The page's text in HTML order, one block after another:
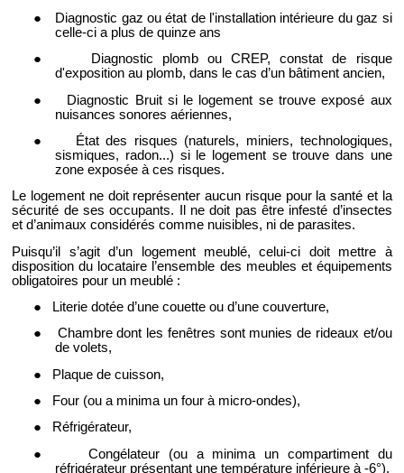
●
Diagnostic gaz ou état de l'installation intérieure du gaz si
celle-ci a plus de quinze ans
●
Diagnostic plomb ou CREP, constat de risque
d'exposition au plomb, dans le cas d’un bâtiment ancien,
●
Diagnostic Bruit si le logement se trouve exposé aux
nuisances sonores aériennes,
●
État des risques (naturels, miniers, technologiques,
sismiques, radon...) si le logement se trouve dans une
zone exposée à ces risques.
Le logement ne doit représenter aucun risque pour la santé et la
sécurité de ses occupants. Il ne doit pas être infesté d’insectes
et d’animaux considérés comme nuisibles, ni de parasites.
Puisqu’il s’agit d’un logement meublé, celui-ci doit mettre à
disposition du locataire l’ensemble des meubles et équipements
obligatoires pour un meublé :
●
Literie dotée d’une couette ou d’une couverture,
●
Chambre dont les fenêtres sont munies de rideaux et/ou
de volets,
●
Plaque de cuisson,
●
Four (ou a minima un four à micro-ondes),
●
Réfrigérateur,
●
Congélateur (ou a minima un compartiment du
réfrigérateur présentant une température inférieure à -6°),